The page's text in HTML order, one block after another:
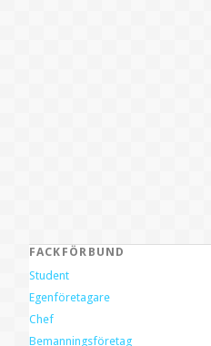
FACKFÖRBUND
Student
Egenföretagare
Chef
Bemanningsföretag